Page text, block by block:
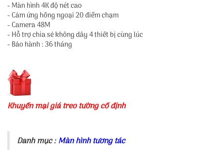
- Màn hình 4K độ nét cao
- Cảm ứng hồng ngoại 20 điểm chạm
- Camera 48M
- Hỗ trợ chia sẻ không dây 4 thiết bị cùng lúc
- Bảo hành : 36 tháng
Khuyến mại giá treo tường cố định
Danh mục : Màn hình tương tác